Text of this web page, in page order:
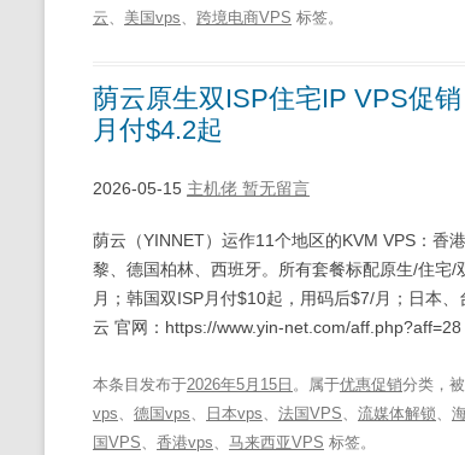
云
美国vps 跨境电商VPS 标签。
荫云原生双ISP住宅IP VPS促
月付$4.2起
2026-05-15 主机佬 暂无留言
荫云（YINNET）运作11个地区的KVM VPS：香
黎、德国柏林、西班牙。所有套餐标配原生/住宅
月；韩国双ISP月付$10起，用码后$7/月；日本
云 官网：https://www.yin-net.com/
本条目发布于2026年5月15日 。属于优惠促销分类，
vps
德国vps 日本vps 法国VPS 流媒体解锁
国VPS
香港vps 马来西亚VPS 标签。